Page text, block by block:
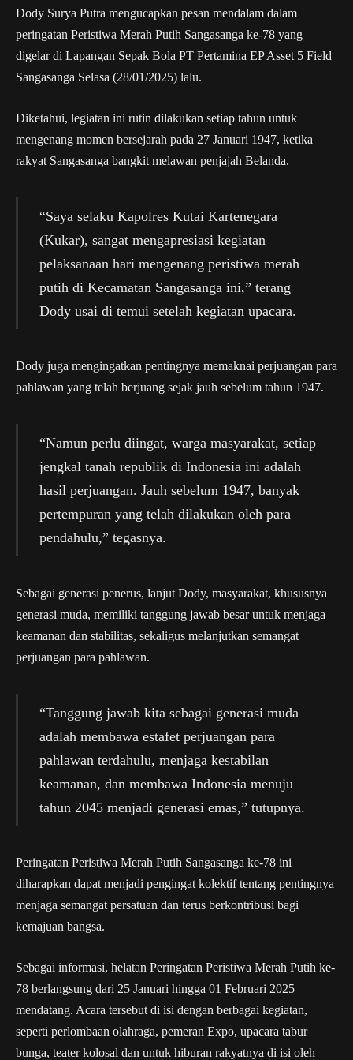
Dody Surya Putra mengucapkan pesan mendalam dalam
peringatan Peristiwa Merah Putih Sangasanga ke-78 yang
digelar di Lapangan Sepak Bola PT Pertamina EP Asset 5 Field
Sangasanga Selasa (28/01/2025) lalu.
Diketahui, legiatan ini rutin dilakukan setiap tahun untuk
mengenang momen bersejarah pada 27 Januari 1947, ketika
rakyat Sangasanga bangkit melawan penjajah Belanda.
“Saya selaku Kapolres Kutai Kartenegara
(Kukar), sangat mengapresiasi kegiatan
pelaksanaan hari mengenang peristiwa merah
putih di Kecamatan Sangasanga ini,” terang
Dody usai di temui setelah kegiatan upacara.
Dody juga mengingatkan pentingnya memaknai perjuangan para
pahlawan yang telah berjuang sejak jauh sebelum tahun 1947.
“Namun perlu diingat, warga masyarakat, setiap
jengkal tanah republik di Indonesia ini adalah
hasil perjuangan. Jauh sebelum 1947, banyak
pertempuran yang telah dilakukan oleh para
pendahulu,” tegasnya.
Sebagai generasi penerus, lanjut Dody, masyarakat, khususnya
generasi muda, memiliki tanggung jawab besar untuk menjaga
keamanan dan stabilitas, sekaligus melanjutkan semangat
perjuangan para pahlawan.
“Tanggung jawab kita sebagai generasi muda
adalah membawa estafet perjuangan para
pahlawan terdahulu, menjaga kestabilan
keamanan, dan membawa Indonesia menuju
tahun 2045 menjadi generasi emas,” tutupnya.
Peringatan Peristiwa Merah Putih Sangasanga ke-78 ini
diharapkan dapat menjadi pengingat kolektif tentang pentingnya
menjaga semangat persatuan dan terus berkontribusi bagi
kemajuan bangsa.
Sebagai informasi, helatan Peringatan Peristiwa Merah Putih ke-
78 berlangsung dari 25 Januari hingga 01 Februari 2025
mendatang. Acara tersebut di isi dengan berbagai kegiatan,
seperti perlombaan olahraga, pemeran Expo, upacara tabur
bunga, teater kolosal dan untuk hiburan rakyatnya di isi oleh